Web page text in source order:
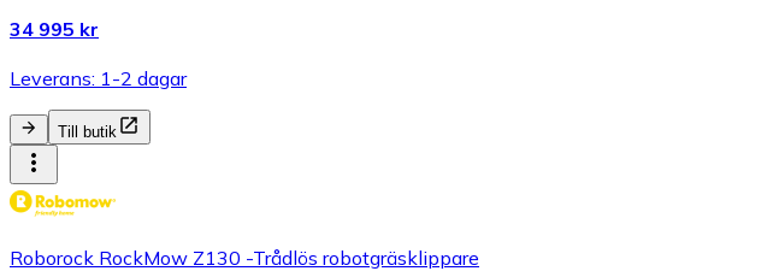
34 995 kr
Leverans: 1-2 dagar
Till butik
Roborock RockMow Z130 -Trådlös robotgräsklippare